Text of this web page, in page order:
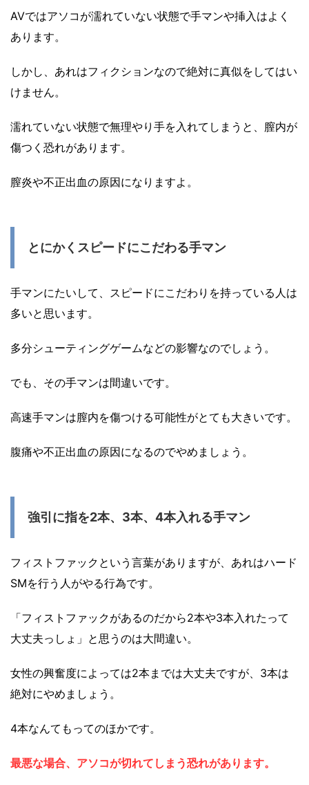
AVではアソコが濡れていない状態で手マンや挿入はよく
あります。
しかし、あれはフィクションなので絶対に真似をしてはい
けません。
濡れていない状態で無理やり手を入れてしまうと、膣内が
傷つく恐れがあります。
膣炎や不正出血の原因になりますよ。
とにかくスピードにこだわる手マン
手マンにたいして、スピードにこだわりを持っている人は
多いと思います。
多分シューティングゲームなどの影響なのでしょう。
でも、その手マンは間違いです。
高速手マンは膣内を傷つける可能性がとても大きいです。
腹痛や不正出血の原因になるのでやめましょう。
強引に指を2本、3本、4本入れる手マン
フィストファックという言葉がありますが、あれはハード
SMを行う人がやる行為です。
「フィストファックがあるのだから2本や3本入れたって
大丈夫っしょ」と思うのは大間違い。
女性の興奮度によっては2本までは大丈夫ですが、3本は
絶対にやめましょう。
4本なんてもってのほかです。
最悪な場合、アソコが切れてしまう恐れがあります。